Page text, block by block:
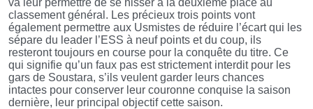
classement général. Les précieux trois points vont
également permettre aux Usmistes de réduire l’écart qui les
sépare du leader l’ESS à neuf points et du coup, ils
resteront toujours en course pour la conquête du titre. Ce
qui signifie qu’un faux pas est strictement interdit pour les
gars de Soustara, s’ils veulent garder leurs chances
intactes pour conserver leur couronne conquise la saison
dernière, leur principal objectif cette saison.